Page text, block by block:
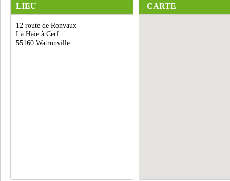
LIEU
12 route de Ronvaux
La Haie à Cerf
55160 Watronville
CARTE